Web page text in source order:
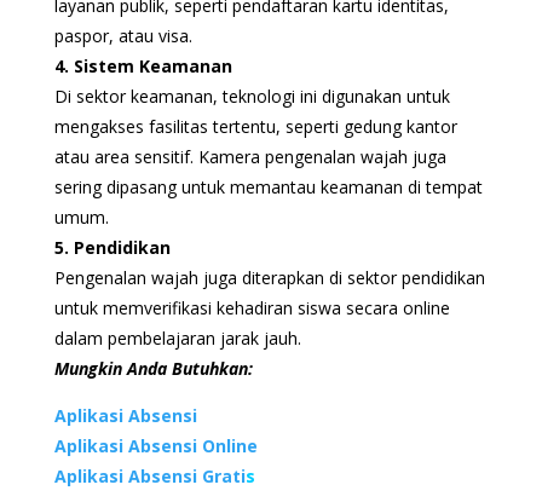
layanan publik, seperti pendaftaran kartu identitas,
paspor, atau visa.
4. Sistem Keamanan
Di sektor keamanan, teknologi ini digunakan untuk
mengakses fasilitas tertentu, seperti gedung kantor
atau area sensitif. Kamera pengenalan wajah juga
sering dipasang untuk memantau keamanan di tempat
umum.
5. Pendidikan
Pengenalan wajah juga diterapkan di sektor pendidikan
untuk memverifikasi kehadiran siswa secara online
dalam pembelajaran jarak jauh.
Mungkin Anda Butuhkan:
Aplikasi Absensi
Aplikasi Absensi Online
Aplikasi Absensi Gratis